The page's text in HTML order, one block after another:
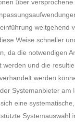
über
weitgehend
Weise schneller
da die notwendigen
werden und die
werden
Systemanbieter am
eine
Systemauswahl